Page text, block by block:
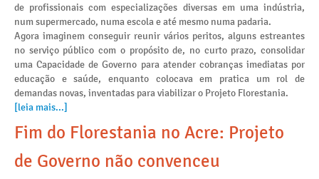
de profissionais com especializações diversas em uma indústria,
num supermercado, numa escola e até mesmo numa padaria.
Agora imaginem conseguir reunir vários peritos, alguns estreantes
no serviço público com o propósito de, no curto prazo, consolidar
uma Capacidade de Governo para atender cobranças imediatas por
educação e saúde, enquanto colocava em pratica um rol de
demandas novas, inventadas para viabilizar o Projeto Florestania.
[leia mais...]
Fim do Florestania no Acre: Projeto
de Governo não convenceu